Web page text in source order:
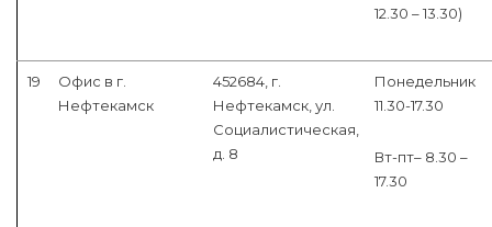
12.30 – 13.30)
19
Офис в г.
Нефтекамск
452684, г.
Нефтекамск, ул.
Социалистическая,
д. 8
Понедельник
11.30-17.30
Вт-пт– 8.30 –
17.30